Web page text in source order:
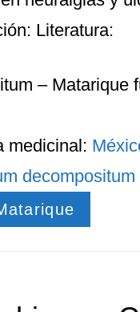
Literatura:
– Matarique
medicinal: